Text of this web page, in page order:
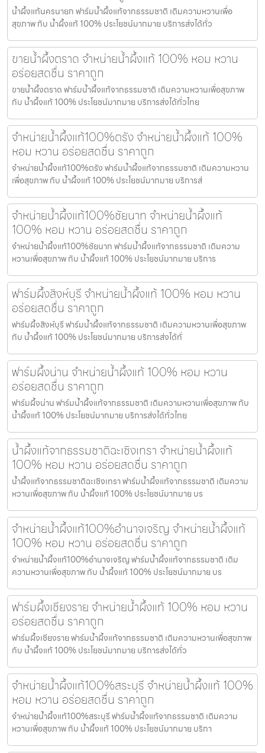
น้ำผึ้งแท้นครนายก ฟาร์มน้ำผึ้งแท้จากธรรมชาติ เติมความหวานเพื่อ
สุขภาพ กับ น้ำผึ้งแท้ 100% ประโยชน์มากมาย บริการส่งได้ทั่ว
ขายน้ำผึ้งตราด จำหน่ายน้ำผึ้งแท้ 100% หอม หวาน
อร่อยสดชื่น ราคาถูก
ขายน้ำผึ้งตราด ฟาร์มน้ำผึ้งแท้จากธรรมชาติ เติมความหวานเพื่อสุขภาพ
กับ น้ำผึ้งแท้ 100% ประโยชน์มากมาย บริการส่งได้ทั่วไทย
จำหน่ายน้ำผึ้งแท้100%ตรัง จำหน่ายน้ำผึ้งแท้ 100%
หอม หวาน อร่อยสดชื่น ราคาถูก
จำหน่ายน้ำผึ้งแท้100%ตรัง ฟาร์มน้ำผึ้งแท้จากธรรมชาติ เติมความหวาน
เพื่อสุขภาพ กับ น้ำผึ้งแท้ 100% ประโยชน์มากมาย บริการส่
จำหน่ายน้ำผึ้งแท้100%ชัยนาท จำหน่ายน้ำผึ้งแท้
100% หอม หวาน อร่อยสดชื่น ราคาถูก
จำหน่ายน้ำผึ้งแท้100%ชัยนาท ฟาร์มน้ำผึ้งแท้จากธรรมชาติ เติมความ
หวานเพื่อสุขภาพ กับ น้ำผึ้งแท้ 100% ประโยชน์มากมาย บริการ
ฟาร์มผึ้งสิงห์บุรี จำหน่ายน้ำผึ้งแท้ 100% หอม หวาน
อร่อยสดชื่น ราคาถูก
ฟาร์มผึ้งสิงห์บุรี ฟาร์มน้ำผึ้งแท้จากธรรมชาติ เติมความหวานเพื่อสุขภาพ
กับ น้ำผึ้งแท้ 100% ประโยชน์มากมาย บริการส่งได้ทั่
ฟาร์มผึ้งน่าน จำหน่ายน้ำผึ้งแท้ 100% หอม หวาน
อร่อยสดชื่น ราคาถูก
ฟาร์มผึ้งน่าน ฟาร์มน้ำผึ้งแท้จากธรรมชาติ เติมความหวานเพื่อสุขภาพ กับ
น้ำผึ้งแท้ 100% ประโยชน์มากมาย บริการส่งได้ทั่วไทย
น้ำผึ้งแท้จากธรรมชาติฉะเชิงเทรา จำหน่ายน้ำผึ้งแท้
100% หอม หวาน อร่อยสดชื่น ราคาถูก
น้ำผึ้งแท้จากธรรมชาติฉะเชิงเทรา ฟาร์มน้ำผึ้งแท้จากธรรมชาติ เติมความ
หวานเพื่อสุขภาพ กับ น้ำผึ้งแท้ 100% ประโยชน์มากมาย บร
จำหน่ายน้ำผึ้งแท้100%อำนาจเจริญ จำหน่ายน้ำผึ้งแท้
100% หอม หวาน อร่อยสดชื่น ราคาถูก
จำหน่ายน้ำผึ้งแท้100%อำนาจเจริญ ฟาร์มน้ำผึ้งแท้จากธรรมชาติ เติม
ความหวานเพื่อสุขภาพ กับ น้ำผึ้งแท้ 100% ประโยชน์มากมาย บร
ฟาร์มผึ้งเชียงราย จำหน่ายน้ำผึ้งแท้ 100% หอม หวาน
อร่อยสดชื่น ราคาถูก
ฟาร์มผึ้งเชียงราย ฟาร์มน้ำผึ้งแท้จากธรรมชาติ เติมความหวานเพื่อสุขภาพ
กับ น้ำผึ้งแท้ 100% ประโยชน์มากมาย บริการส่งได้ทั่ว
จำหน่ายน้ำผึ้งแท้100%สระบุรี จำหน่ายน้ำผึ้งแท้ 100%
หอม หวาน อร่อยสดชื่น ราคาถูก
จำหน่ายน้ำผึ้งแท้100%สระบุรี ฟาร์มน้ำผึ้งแท้จากธรรมชาติ เติมความ
หวานเพื่อสุขภาพ กับ น้ำผึ้งแท้ 100% ประโยชน์มากมาย บริกา